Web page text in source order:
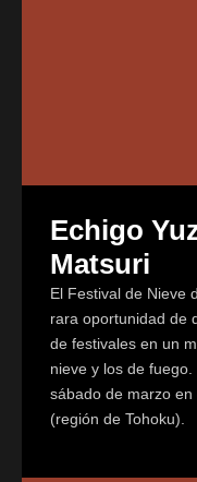
Echigo
Matsuri
El Festival de Nieve
rara oportunidad de
de festivales en un
nieve y los de
sábado de marzo en
(región de Tohoku).